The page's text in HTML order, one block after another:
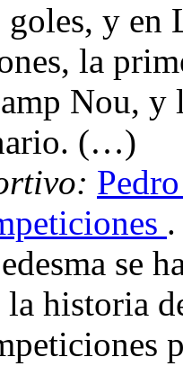
y en
la
Nou, y
(…)
se
historia